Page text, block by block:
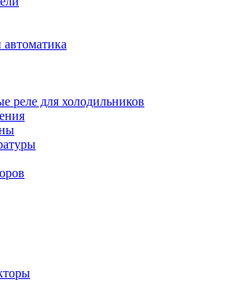
автоматика
реле для холодильников